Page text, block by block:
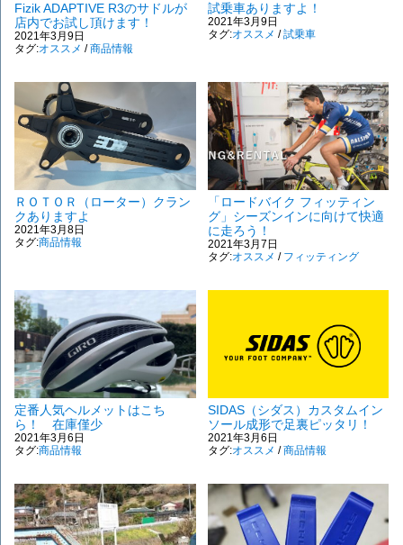
Fizik ADAPTIVE R3のサドルが
店内でお試し頂けます！
2021年3月9日
タグ:オススメ /商品情報
試乗車ありますよ！
2021年3月9日
タグ:オススメ /試乗車
ＲＯＴＯＲ（ローター）クラン
クありますよ
2021年3月8日
タグ:商品情報
「ロードバイク フィッティン
グ」シーズンインに向けて快適
に走ろう！
2021年3月7日
タグ:オススメ / フィッティング
定番人気ヘルメットはこち
ら！ 在庫僅少
2021年3月6日
タグ:商品情報
SIDAS（シダス）カスタムイン
ソール成形で足裏ピッタリ！
2021年3月6日
タグ:オススメ /商品情報